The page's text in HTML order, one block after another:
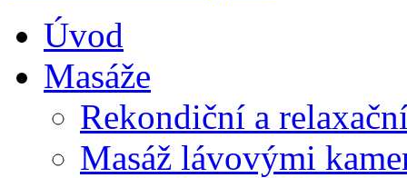
Úvod
Masáže
Rekondiční a
Masáž lávovými